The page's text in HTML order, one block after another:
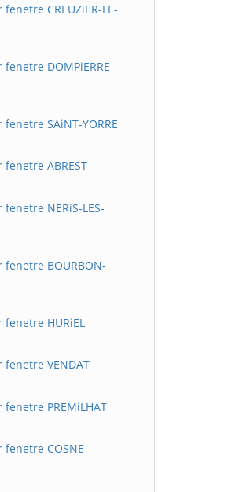
CREUZiER-LE-
DOMPiERRE-
SAiNT-YORRE
ABREST
NERiS-LES-
BOURBON-
HURiEL
VENDAT
PREMiLHAT
COSNE-